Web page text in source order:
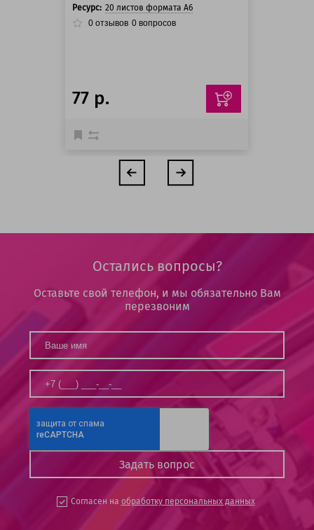
Ресурс: 20 листов формата А6
0 отзывов 0 вопросов
77 р.
Остались вопросы?
Оставьте свой телефон, и мы обязательно Вам
перезвоним
Согласен на обработку персональных данных